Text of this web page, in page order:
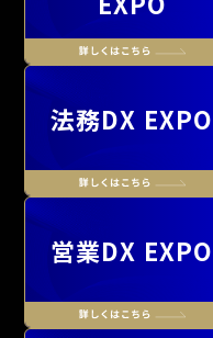
法務DX EXPO
営業DX EXPO